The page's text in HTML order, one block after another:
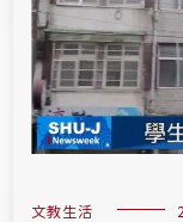
文教生活